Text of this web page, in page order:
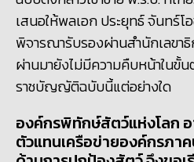
เสนอให้พลเอก ประยุทธ์ จันทร์โ
พิจารณารับรองผ่านสำนักเลขา
ผ่านมายังไม่มีความคืบหน้าในขั้
ราชบัญญัติฉบับนี้แต่อย่างใด
องค์กรพิทักษ์สัตว์แห่งโลก
ตัวแทนเครือข่ายองค์กรภา